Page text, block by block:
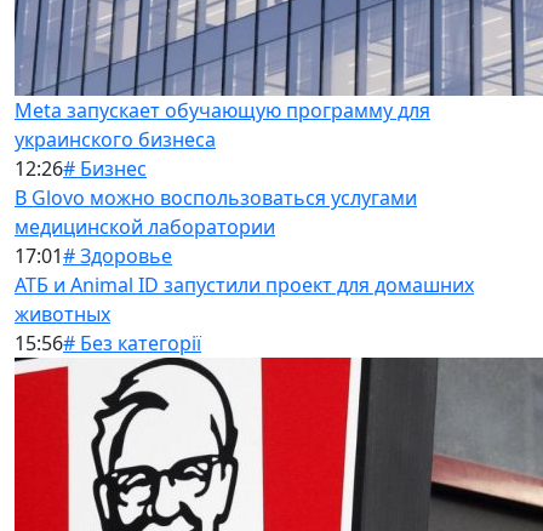
Meta запускает обучающую программу для
украинского бизнеса
12:26# Бизнес
В Glovo можно воспользоваться услугами
медицинской лаборатории
17:01# Здоровье
АТБ и Animal ID запустили проект для домашних
животных
15:56# Без категорії